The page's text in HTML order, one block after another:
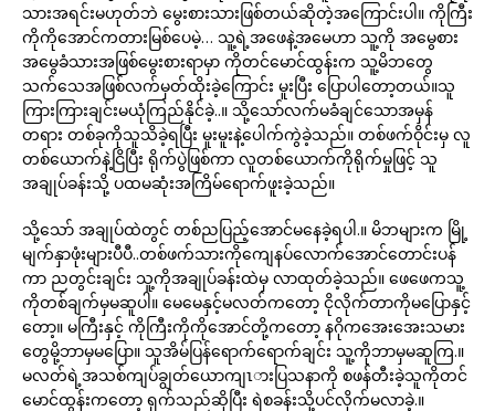
သားအရင်းမဟုတ်ဘဲ မွေးစားသားဖြစ်တယ်ဆိုတဲ့အကြောင်းပါ။ ကိုကြီး
ကိုကိုအောင်ကတားမြစ်ပေမဲ့… သူ့ရဲ့အဖေနဲ့အမေဟာ သူ့ကို အမွေစား
အမွေခံသားအဖြစ်မွေးစားရာမှာ ကိုတင်မောင်ထွန်းက သူ့မိဘတွေ
သက်သေအဖြစ်လက်မှတ်ထိုးခဲ့ကြောင်း မူးပြီး ပြောပါတော့တယ်။သူ
ကြားကြားချင်းမယုံကြည်နိုင်ခဲ့..။ သို့သော်လက်မခံချင်သောအမှန်
တရား တစ်ခုကိုသူသိခဲ့ရပြီး မူးမူးနဲ့ပေါက်ကွဲခဲ့သည်။ တစ်ဖက်ဝိုင်းမှ လူ
တစ်ယောက်နဲ့ငြိပြီး ရိုက်ပွဲဖြစ်ကာ လူတစ်ယောက်ကိုရိုက်မှုဖြင့် သူ
အချုပ်ခန်းသို့ ပထမဆုံးအကြိမ်ရောက်ဖူးခဲ့သည်။
သို့သော် အချုပ်ထဲတွင် တစ်ညပြည့်အောင်မနေခဲ့ရပါ.။ မိဘများက မြို့
မျက်နှာဖုံးများပီပီ..တစ်ဖက်သားကိုကျေနပ်လောက်အောင်တောင်းပန်
ကာ ညတွင်းချင်း သူ့ကိုအချုပ်ခန်းထဲမှ လာထုတ်ခဲ့သည်။ ဖေဖေကသူ့
ကိုတစ်ချက်မှမဆူပါ။ မေမေနှင့်မလတ်ကတော့ ငိုလိုက်တာကိုမပြောနှင့်
တော့။ မကြီးနှင့် ကိုကြီးကိုကိုအောင်တို့ကတော့ နဂိုကအေးအေးသမား
တွေမို့ဘာမှမပြော။ သူအိမ်ပြန်ရောက်ရောက်ချင်း သူ့ကိုဘာမှမဆူကြ.။
မလတ်ရဲ့အသစ်ကျပ်ချွတ်ယောကျၤားပြသနာကို စဖန်တီးခဲ့သူကိုတင်
မောင်ထွန်းကတော့ ရှက်သည်ဆိုပြီး ရဲစခန်းသို့ပင်လိုက်မလာခဲ့.။